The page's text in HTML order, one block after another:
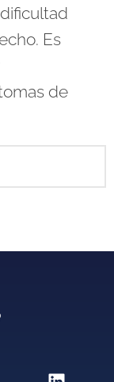
Es
de